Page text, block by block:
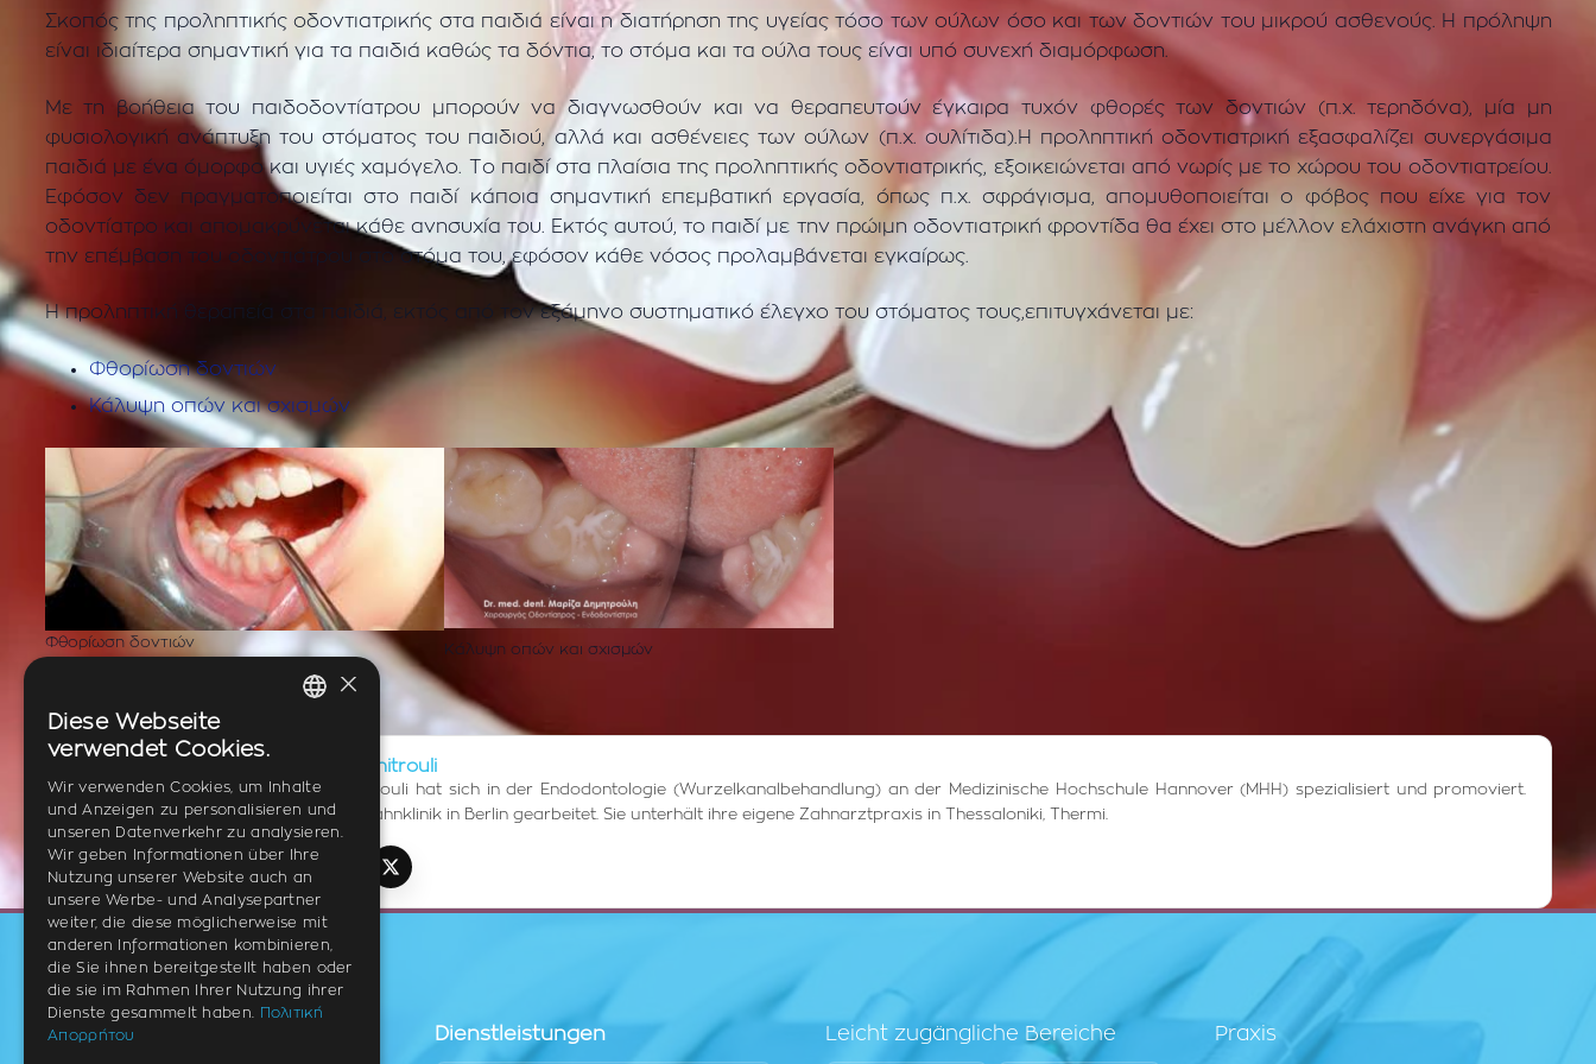
Σκοπός της προληπτικής οδοντιατρικής στα παιδιά είναι η διατήρηση της υγείας τόσο των ούλων όσο και των δοντιών του μικρού ασθενούς. Η πρόληψη
είναι ιδιαίτερα σημαντική για τα παιδιά καθώς τα δόντια, το στόμα και τα ούλα τους είναι υπό συνεχή διαμόρφωση.
Με τη βοήθεια του παιδοδοντίατρου μπορούν να διαγνωσθούν και να θεραπευτούν έγκαιρα τυχόν φθορές των δοντιών (π.χ. τερηδόνα), μία μη
φυσιολογική ανάπτυξη του στόματος του παιδιού, αλλά και ασθένειες των ούλων (π.χ. ουλίτιδα).Η προληπτική οδοντιατρική εξασφαλίζει συνεργάσιμα
παιδιά με ένα όμορφο και υγιές χαμόγελο. Το παιδί στα πλαίσια της προληπτικής οδοντιατρικής, εξοικειώνεται από νωρίς με το χώρου του οδοντιατρείου.
Εφόσον δεν πραγματοποιείται στο παιδί κάποια σημαντική επεμβατική εργασία, όπως π.χ. σφράγισμα, απομυθοποιείται ο φόβος που είχε για τον
οδοντίατρο και απομακρύνεται κάθε ανησυχία του. Εκτός αυτού, το παιδί με την πρώιμη οδοντιατρική φροντίδα θα έχει στο μέλλον ελάχιστη ανάγκη από
την επέμβαση του οδοντιάτρου στο στόμα του, εφόσον κάθε νόσος προλαμβάνεται εγκαίρως.
Η προληπτική θεραπεία στα παιδιά, εκτός από τον εξάμηνο συστηματικό έλεγχο του στόματος τους,επιτυγχάνεται με:
Φθορίωση δοντιών
Κάλυψη οπών και σχισμών
Φθορίωση δοντιών Κάλυψη οπών και σχισμών
Dr. med. dent. Mariza Dimitrouli
Dr. med. dent. Mariza Dimitrouli hat sich in der Endodontologie (Wurzelkanalbehandlung) an der Medizinische Hochschule Hannover (MHH) spezialisiert und promoviert.
Außerdem hat sie in einer Zahnklinik in Berlin gearbeitet. Sie unterhält ihre eigene Zahnarztpraxis in Thessaloniki, Thermi.
TikTokInstagram
FacebookYouTubeLinkedInX (Twitter)
Dienstleistungen Leicht zugängliche Bereiche Praxis
ENGLISH
×
Diese Webseite
verwendet Cookies.
Wir verwenden Cookies, um Inhalte
und Anzeigen zu personalisieren und
unseren Datenverkehr zu analysieren.
Wir geben Informationen über Ihre
Nutzung unserer Website auch an
unsere Werbe- und Analysepartner
weiter, die diese möglicherweise mit
anderen Informationen kombinieren,
die Sie ihnen bereitgestellt haben oder
die sie im Rahmen Ihrer Nutzung ihrer
Dienste gesammelt haben.
Πολιτική
Απορρήτου